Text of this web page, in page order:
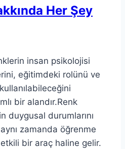
Her Şey
insan psikolojisi
eğitimdeki rolünü ve
bir alandır.Renk
duygusal durumlarını
zamanda öğrenme
bir araç haline gelir.